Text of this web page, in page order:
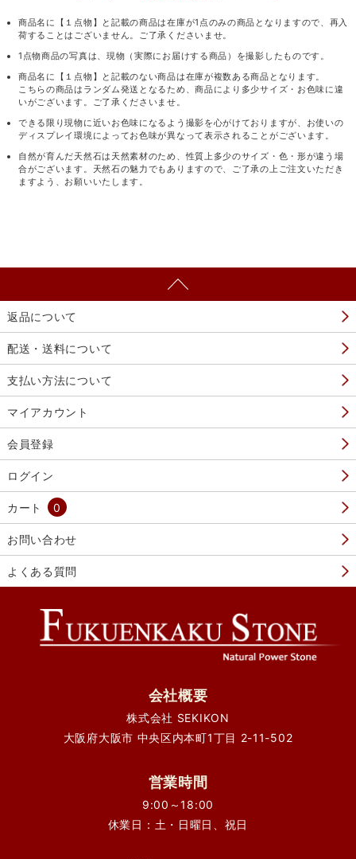
商品名に【１点物】と記載の商品は在庫が1点のみの商品となりますので、再入
荷することはございません。ご了承くださいませ。
1点物商品の写真は、現物（実際にお届けする商品）を撮影したものです。
商品名に【１点物】と記載のない商品は在庫が複数ある商品となります。
こちらの商品はランダム発送となるため、商品により多少サイズ・お色味に違
いがございます。ご了承くださいませ。
できる限り現物に近いお色味になるよう撮影を心がけておりますが、お使いの
ディスプレイ環境によってお色味が異なって表示されることがございます。
自然が育んだ天然石は天然素材のため、性質上多少のサイズ・色・形が違う場
合がございます。天然石の魅力でもありますので、ご了承の上ご注文いただき
ますよう、お願いいたします。
返品について
配送・送料について
支払い方法について
マイアカウント
会員登録
ログイン
カート 0
お問い合わせ
よくある質問
会社概要
株式会社 SEKIKON
大阪府大阪市 中央区内本町1丁目 2-11-502
営業時間
9:00～18:00
休業日：土・日曜日、祝日